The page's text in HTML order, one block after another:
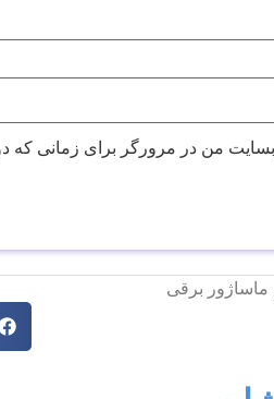
من در مرورگر برای زمانی که
ماساژور برقی